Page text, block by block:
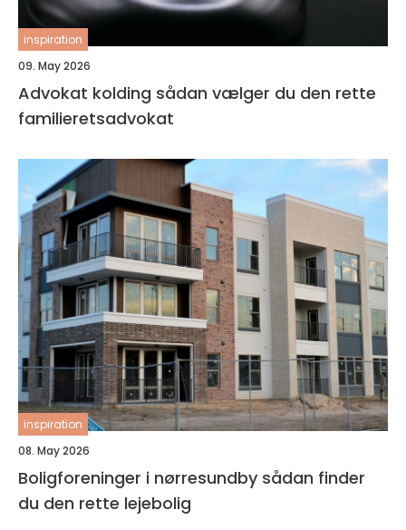
inspiration
09. May 2026
Advokat kolding sådan vælger du den rette
familieretsadvokat
inspiration
08. May 2026
Boligforeninger i nørresundby sådan finder
du den rette lejebolig